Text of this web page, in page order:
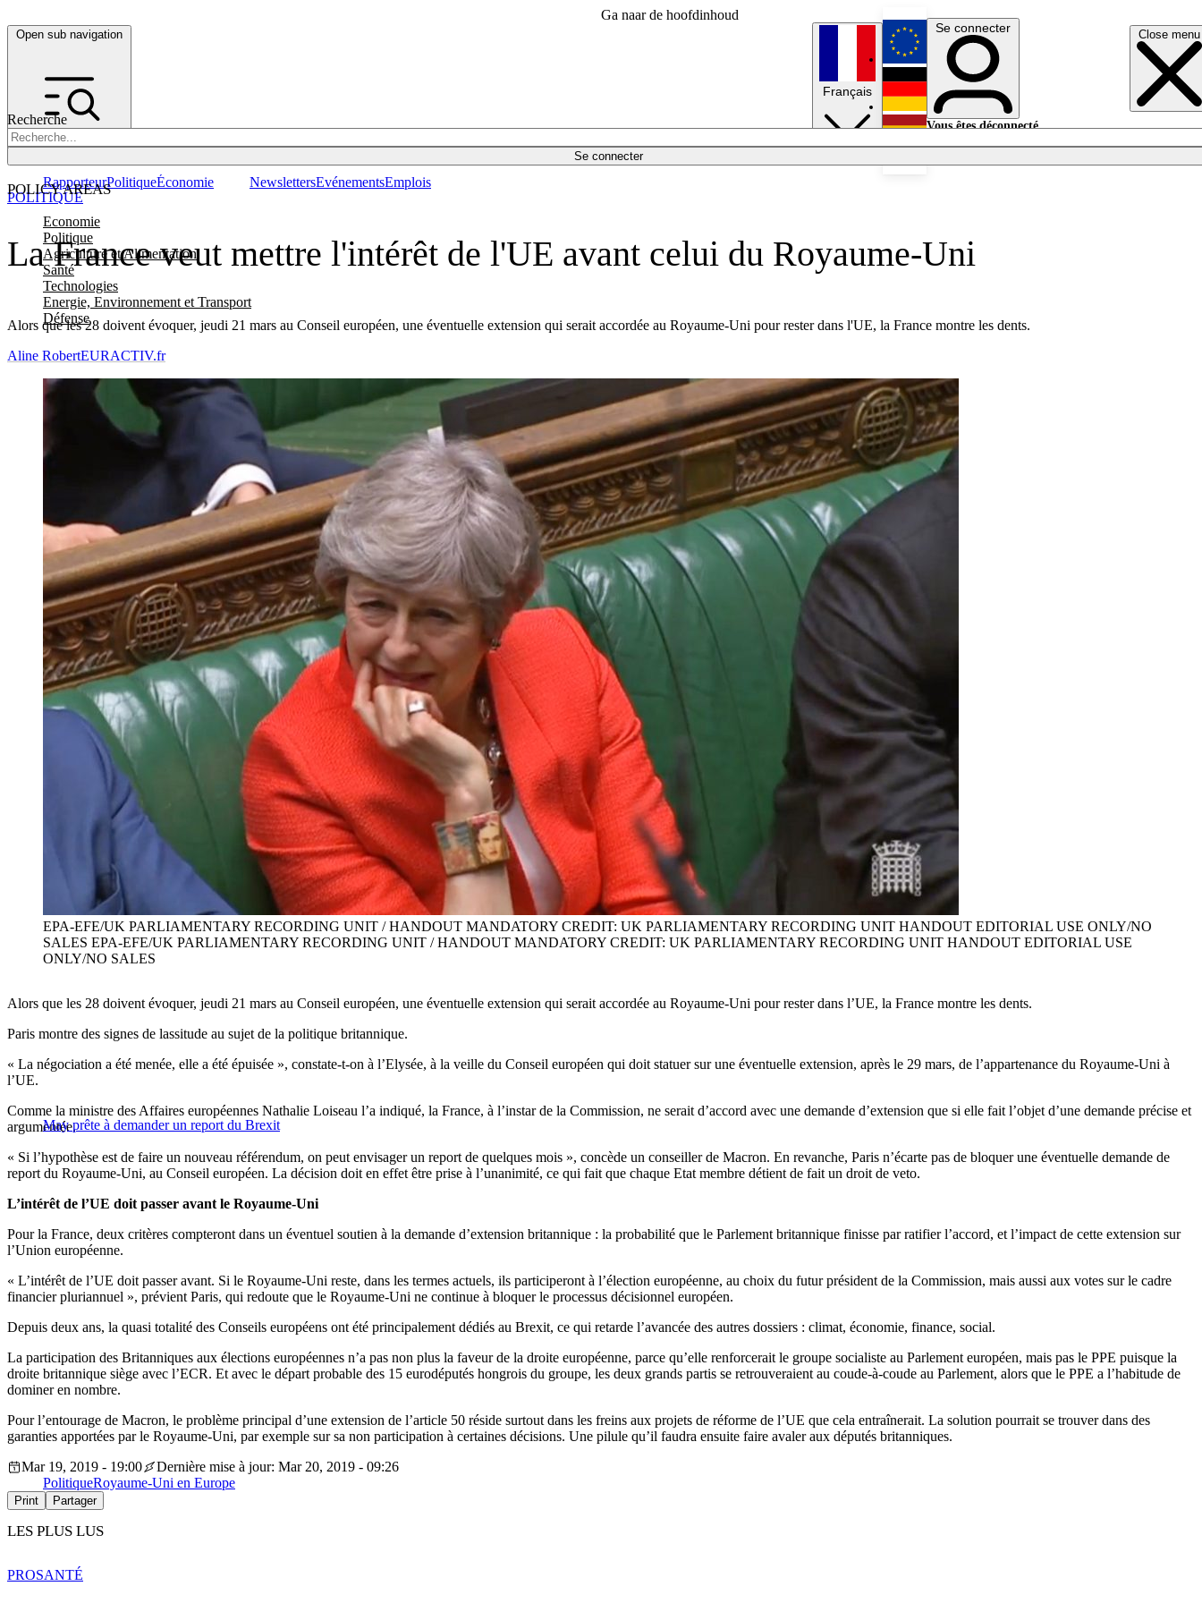
Ga naar de hoofdinhoud
Open sub navigation Close menu
Recherche
Se connecter
POLICY AREAS
Economie
Politique
Agriculture et Alimentation
Santé
Technologies
Energie, Environnement et Transport
Défense
RapporteurPolitiqueÉconomie NewslettersEvénementsEmplois
Français
English
Deutsch
Se connecter
Vous êtes déconnecté.
La France veut mettre l'intérêt de l'UE avant celui du Royaume-Uni
Alors que les 28 doivent évoquer, jeudi 21 mars au Conseil européen, une éventuelle extension qui serait accordée au Royaume-Uni pour rester dans l'UE, la France montre les dents.
POLITIQUE
Aline RobertEURACTIV.fr
EPA-EFE/UK PARLIAMENTARY RECORDING UNIT / HANDOUT MANDATORY CREDIT: UK PARLIAMENTARY RECORDING UNIT HANDOUT EDITORIAL USE ONLY/NO
SALES EPA-EFE/UK PARLIAMENTARY RECORDING UNIT / HANDOUT MANDATORY CREDIT: UK PARLIAMENTARY RECORDING UNIT HANDOUT EDITORIAL USE
ONLY/NO SALES
Alors que les 28 doivent évoquer, jeudi 21 mars au Conseil européen, une éventuelle extension qui serait accordée au Royaume-Uni pour rester dans l’UE, la France montre les dents.
Paris montre des signes de lassitude au sujet de la politique britannique.
« La négociation a été menée, elle a été épuisée », constate-t-on à l’Elysée, à la veille du Conseil européen qui doit statuer sur une éventuelle extension, après le 29 mars, de l’appartenance du Royaume-Uni à
l’UE.
May prête à demander un report du Brexit
Comme la ministre des Affaires européennes Nathalie Loiseau l’a indiqué, la France, à l’instar de la Commission, ne serait d’accord avec une demande d’extension que si elle fait l’objet d’une demande précise et
argumentée.
« Si l’hypothèse est de faire un nouveau référendum, on peut envisager un report de quelques mois », concède un conseiller de Macron. En revanche, Paris n’écarte pas de bloquer une éventuelle demande de
report du Royaume-Uni, au Conseil européen. La décision doit en effet être prise à l’unanimité, ce qui fait que chaque Etat membre détient de fait un droit de veto.
L’intérêt de l’UE doit passer avant le Royaume-Uni
Pour la France, deux critères compteront dans un éventuel soutien à la demande d’extension britannique : la probabilité que le Parlement britannique finisse par ratifier l’accord, et l’impact de cette extension sur
l’Union européenne.
« L’intérêt de l’UE doit passer avant. Si le Royaume-Uni reste, dans les termes actuels, ils participeront à l’élection européenne, au choix du futur président de la Commission, mais aussi aux votes sur le cadre
financier pluriannuel », prévient Paris, qui redoute que le Royaume-Uni ne continue à bloquer le processus décisionnel européen.
Depuis deux ans, la quasi totalité des Conseils européens ont été principalement dédiés au Brexit, ce qui retarde l’avancée des autres dossiers : climat, économie, finance, social.
La participation des Britanniques aux élections européennes n’a pas non plus la faveur de la droite européenne, parce qu’elle renforcerait le groupe socialiste au Parlement européen, mais pas le PPE puisque la
droite britannique siège avec l’ECR. Et avec le départ probable des 15 eurodéputés hongrois du groupe, les deux grands partis se retrouveraient au coude-à-coude au Parlement, alors que le PPE a l’habitude de
dominer en nombre.
Pour l’entourage de Macron, le problème principal d’une extension de l’article 50 réside surtout dans les freins aux projets de réforme de l’UE que cela entraînerait. La solution pourrait se trouver dans des
garanties apportées par le Royaume-Uni, par exemple sur sa non participation à certaines décisions. Une pilule qu’il faudra ensuite faire avaler aux députés britanniques.
Mar 19, 2019 - 19:00
Dernière mise à jour: Mar 20, 2019 - 09:26
PolitiqueRoyaume-Uni en Europe
Print Partager
LES PLUS LUS
PROSANTÉ